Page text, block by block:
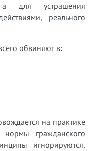
а для устрашения
реального
обвиняют в:
на практике
нормы гражданского
игнорируются,